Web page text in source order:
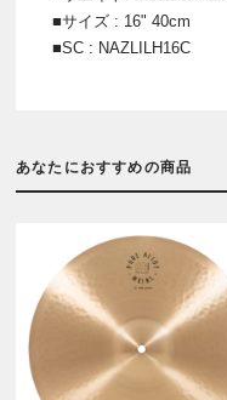
■サイズ : 16" 40cm
■SC : NAZLILH16C
あなたにおすすめの商品